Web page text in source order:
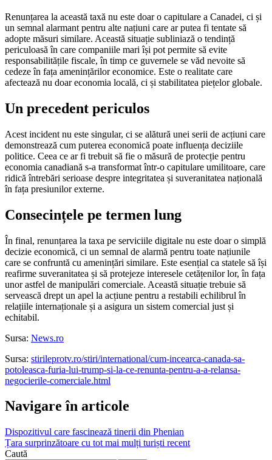
Renunțarea la această taxă nu este doar o capitulare a Canadei, ci și
un semnal alarmant pentru alte națiuni care ar putea fi tentate să
adopte măsuri similare. Această situație subliniază o tendință
periculoasă în care companiile mari își pot permite să evite
responsabilitățile fiscale, în timp ce guvernele se văd nevoite să
cedeze în fața amenințărilor economice. Este o realitate care
afectează nu doar economia locală, ci și stabilitatea piețelor globale.
Un precedent periculos
Acest incident nu este singular, ci se alătură unei serii de acțiuni care
demonstrează cum puterea economică poate influența deciziile
politice. Ceea ce ar fi trebuit să fie o măsură de protecție pentru
economia canadiană s-a transformat într-o capitulare umilitoare, care
ridică întrebări serioase despre integritatea și suveranitatea națională
în fața presiunilor externe.
Consecințele pe termen lung
În final, renunțarea la taxa pe serviciile digitale nu este doar o simplă
decizie economică, ci un semnal de alarmă pentru toate națiunile
care se confruntă cu amenințări similare. Este esențial ca statele să își
reafirme suveranitatea și să protejeze interesele cetățenilor lor, în fața
unor astfel de manipulări comerciale. Această situație trebuie să
servească drept un apel la acțiune pentru a restabili echilibrul în
relațiile internaționale și a asigura un sistem comercial just și
echitabil.
Sursa: News.ro
Sursa: stirileprotv.ro/stiri/international/cum-incearca-canada-sa-
potoleasca-furia-lui-trump-si-la-ce-renunta-pentru-a-a-relansa-
negocierile-comerciale.html
Navigare în articole
Dispozitivul care fascinează tinerii din Phenian
Țara surprinzătoare cu tot mai mulți turiști recent
Caută